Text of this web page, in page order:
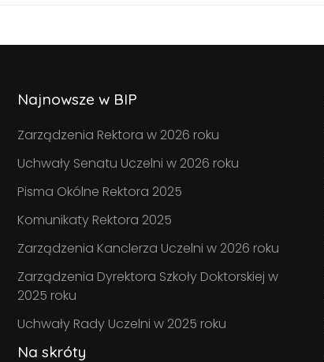
Najnowsze w BIP
Zarządzenia Rektora w 2026 roku
Uchwały Senatu Uczelni w 2026 roku
Pisma Okólne Rektora 2025
Komunikaty Rektora 2025
Zarządzenia Kanclerza Uczelni w 2026 roku
Zarządzenia Dyrektora Szkoły Doktorskiej w
2025 roku
Uchwały Rady Uczelni w 2025 roku
Na skróty